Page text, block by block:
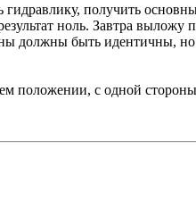
получить
ноль. Завтра
должны быть идентичны, но
положении, с одной